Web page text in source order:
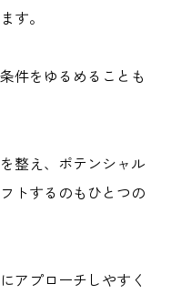
す。
件をゆるめることも
整え、ポテンシャル
トするのもひとつの
アプローチしやすく